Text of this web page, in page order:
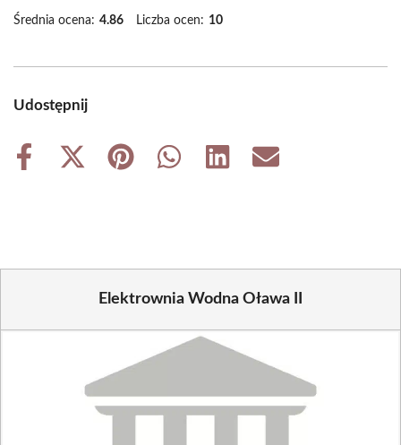
Średnia ocena: 4.86 Liczba ocen: 10
Udostępnij
Share
Share
Share
Share
Share
Share
Elektrownia Wodna Oława II